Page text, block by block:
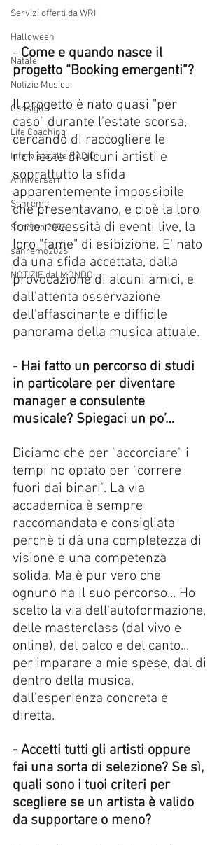
Servizi offerti da WRI
Halloween
Natale
Notizie Musica
Consigli
Life Coaching
Intervista alla RADIO
Anniversari
Sanremo
Sanemo 2026
sanremo2026
NOTIZIE dal MONDO
- Come e quando nasce il
progetto “Booking emergenti”?
Il progetto è nato quasi "per
caso" durante l'estate scorsa,
cercando di raccogliere le
richieste di alcuni artisti e
soprattutto la sfida
apparentemente impossibile
che presentavano, e cioè la loro
forte necessità di eventi live, la
loro "fame" di esibizione. E' nato
da una sfida accettata, dalla
provocazione di alcuni amici, e
dall'attenta osservazione
dell'affascinante e difficile
panorama della musica attuale.
- Hai fatto un percorso di studi
in particolare per diventare
manager e consulente
musicale? Spiegaci un po’…
Diciamo che per "accorciare" i
tempi ho optato per "correre
fuori dai binari". La via
accademica è sempre
raccomandata e consigliata
perchè ti dà una completezza di
visione e una competenza
solida. Ma è pur vero che
ognuno ha il suo percorso... Ho
scelto la via dell'autoformazione,
delle masterclass (dal vivo e
online), del palco e del canto...
per imparare a mie spese, dal di
dentro della musica,
dall'esperienza concreta e
diretta.
- Accetti tutti gli artisti oppure
fai una sorta di selezione? Se sì,
quali sono i tuoi criteri per
scegliere se un artista è valido
da supportare o meno?